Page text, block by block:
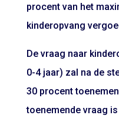
procent van het
kinderopvang
De vraag naar
0-4 jaar) zal na de
30 procent
toenemende vraag